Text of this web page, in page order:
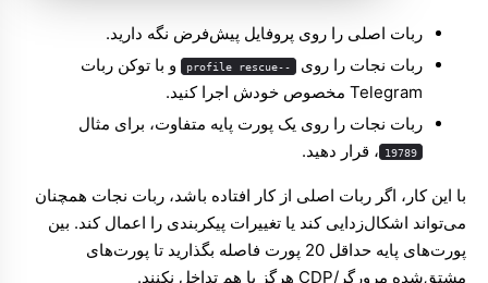
ربات اصلی را روی پروفایل پیش‌فرض نگه دارید.
ربات نجات را روی
--profile rescue
و با توکن ربات
Telegram مخصوص خودش اجرا کنید.
ربات نجات را روی یک پورت پایه متفاوت، برای مثال
19789 ، قرار دهید.
با این کار، اگر ربات اصلی از کار افتاده باشد، ربات نجات همچنان
می‌تواند اشکال‌زدایی کند یا تغییرات پیکربندی را اعمال کند. بین
پورت‌های پایه حداقل 20 پورت فاصله بگذارید تا پورت‌های
مشتق‌شده مرورگر/CDP هرگز با هم تداخل نکنند.